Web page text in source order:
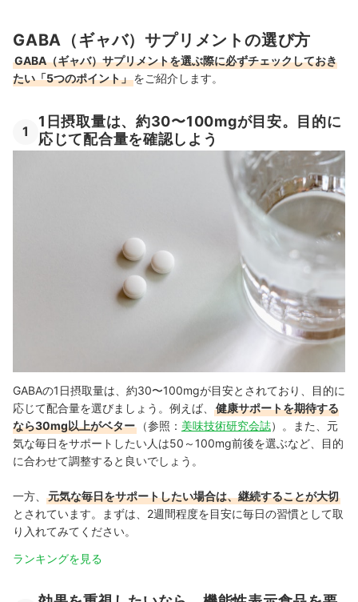
GABA（ギャバ）サプリメントの選び方
GABA（ギャバ）サプリメントを選ぶ際に必ずチェックしておき
たい「5つのポイント」をご紹介します。
1
1日摂取量は、約30〜100mgが目安。目的に
応じて配合量を確認しよう
GABAの1日摂取量は、約30〜100mgが目安とされており、目的に
応じて配合量を選びましょう。例えば、
健康サポートを期待する
なら30mg以上がベター
（参照： 美味技術研究会誌）。また、元
気な毎日をサポートしたい人は50～100mg前後を選ぶなど、目的
に合わせて調整すると良いでしょう。
一方、
元気な毎日をサポートしたい場合は、継続することが大切
とされています。まずは、2週間程度を目安に毎日の習慣として取
り入れてみてください。
ランキングを見る